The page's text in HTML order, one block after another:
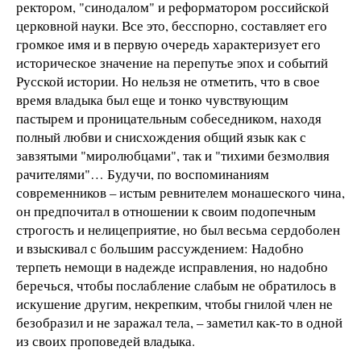
ректором, "синодалом" и реформатором российской
церковной науки. Все это, бесспорно, составляет его
громкое имя и в первую очередь характеризует его
историческое значение на перепутье эпох и событий
Русской истории. Но нельзя не отметить, что в свое
время владыка был еще и тонко чувствующим
пастырем и проницательным собеседником, находя
полный любви и снисхождения общий язык как с
завзятыми "миролюбцами", так и "тихими безмолвия
рачителями"… Будучи, по воспоминаниям
современников – истым ревнителем монашеского чина,
он предпочитал в отношении к своим подопечным
строгость и нелицеприятие, но был весьма сердоболен
и взыскивал с большим рассуждением: Надобно
терпеть немощи в надежде исправления, но надобно
беречься, чтобы послабление слабым не обратилось в
искушение другим, некрепким, чтобы гнилой член не
безобразил и не заражал тела, – заметил как-то в одной
из своих проповедей владыка.